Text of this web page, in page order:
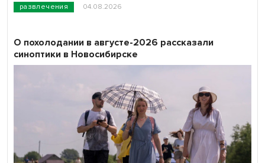
развлечения 04.08.2026
О похолодании в августе-2026 рассказали
синоптики в Новосибирске